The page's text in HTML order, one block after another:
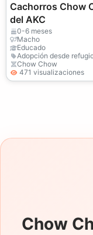
Cachorros Chow
del AKC
0-6 meses
Macho
Educado
Adopción desde
Chow Chow
471 visualizaciones
Chow